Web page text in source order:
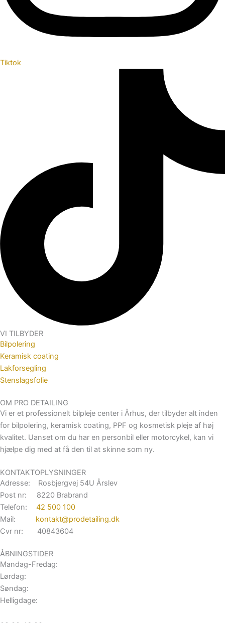
Tiktok
VI TILBYDER
Bilpolering
Keramisk coating
Lakforsegling
Stenslagsfolie
OM PRO DETAILING
Vi er et professionelt bilpleje center i Århus, der tilbyder alt inden
for bilpolering, keramisk coating, PPF og kosmetisk pleje af høj
kvalitet. Uanset om du har en personbil eller motorcykel, kan vi
hjælpe dig med at få den til at skinne som ny.
KONTAKTOPLYSNINGER
Adresse: Rosbjergvej 54U Årslev
Post nr: 8220 Brabrand
Telefon:
42 500 100
Mail:
kontakt@prodetailing.dk
Cvr nr: 40843604
ÅBNINGSTIDER
Mandag-Fredag:
Lørdag:
Søndag:
Helligdage: